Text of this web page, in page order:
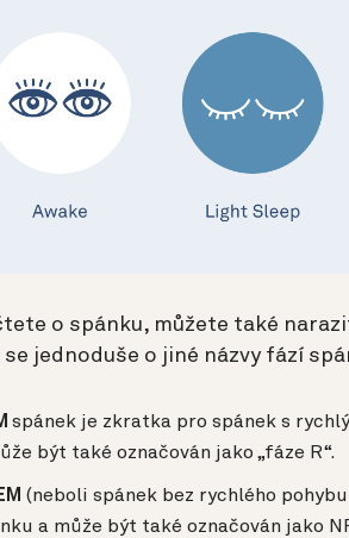
o spánku, můžete také
se jednoduše o jiné názvy fází
spánek je zkratka pro spánek s
být také označován jako „fáze R“.
(neboli spánek bez rychlého
a může být také označován jako